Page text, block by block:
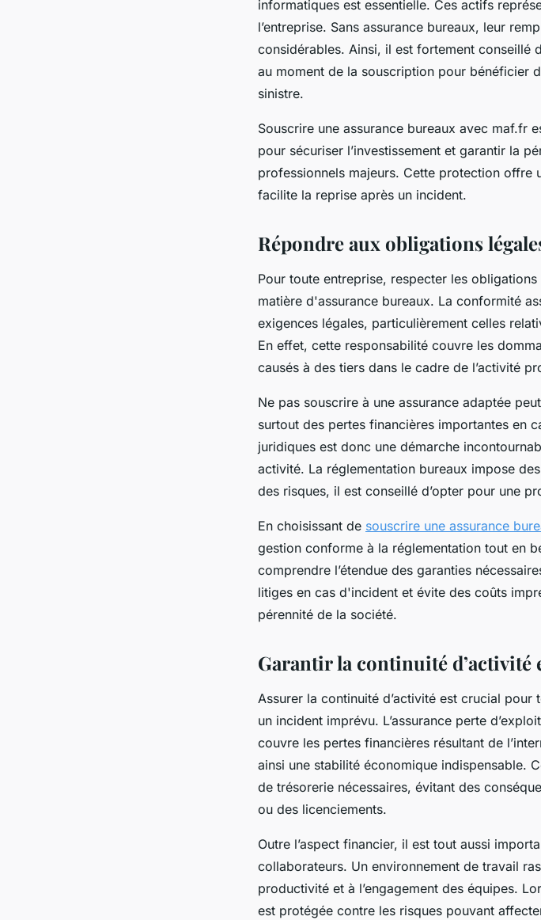
informatiques est essentielle. Ces actifs
l’entreprise. Sans assurance bureaux, leur
considérables. Ainsi, il est fortement conseillé
au moment de la souscription pour bénéficier
sinistre.
Souscrire une assurance bureaux avec maf.fr
pour sécuriser l’investissement et garantir la
professionnels majeurs. Cette protection offre
facilite la reprise après un incident.
Répondre aux obligations
Pour toute entreprise, respecter les
matière d'assurance bureaux. La conformité
exigences légales, particulièrement celles
En effet, cette responsabilité couvre les
causés à des tiers dans le cadre de l’activité
Ne pas souscrire à une assurance adaptée
surtout des pertes financières importantes en
juridiques est donc une démarche
activité. La réglementation bureaux impose
des risques, il est conseillé d’opter pour une
En choisissant de souscrire une assurance
gestion conforme à la réglementation tout en
comprendre l’étendue des garanties
litiges en cas d'incident et évite des coûts
pérennité de la société.
Garantir la continuité d’activité
Assurer la continuité d’activité est crucial
un incident imprévu. L’assurance perte
couvre les pertes financières résultant de
ainsi une stabilité économique indispensable.
de trésorerie nécessaires, évitant des
ou des licenciements.
Outre l’aspect financier, il est tout aussi
collaborateurs. Un environnement de travail
productivité et à l’engagement des équipes.
est protégée contre les risques pouvant